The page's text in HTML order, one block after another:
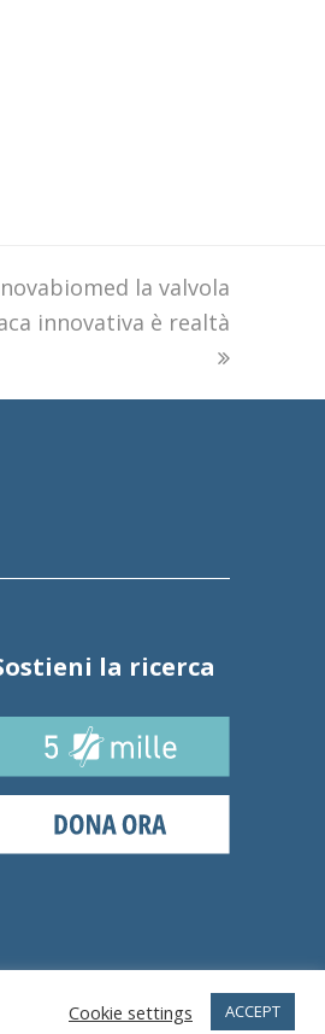
la valvola
innovativa è realtà
la ricerca
Cookie settings ACCEPT